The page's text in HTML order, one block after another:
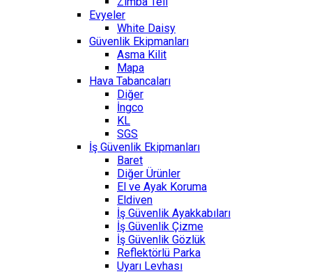
Evyeler
White Daisy
Güvenlik Ekipmanları
Asma Kilit
Mapa
Hava Tabancaları
Diğer
İngco
KL
SGS
İş Güvenlik Ekipmanları
Baret
Diğer Ürünler
El ve Ayak Koruma
Eldiven
İş Güvenlik Ayakkabıları
İş Güvenlik Çizme
İş Güvenlik Gözlük
Reflektörlü Parka
Uyarı Levhası